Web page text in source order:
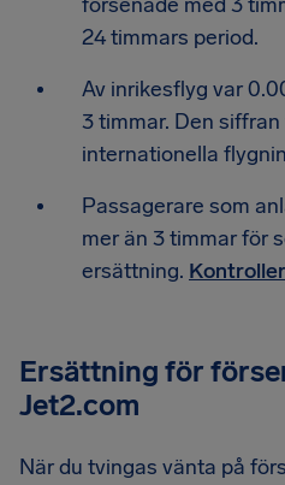
24 timmars period.
Av inrikesflyg var
3 timmar. Den siffran
internationella
Passagerare som
mer än 3 timmar för
ersättning.
Ersättning för
Jet2.com
När du tvingas vänta på